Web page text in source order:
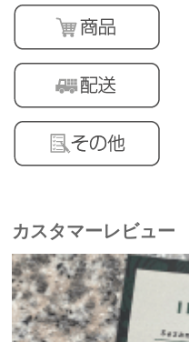
カスタマーレビュー